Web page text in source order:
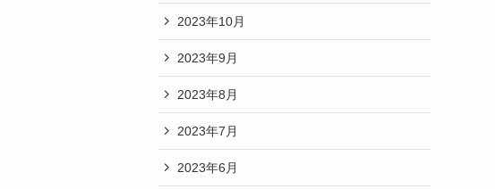
2023年10月
2023年9月
2023年8月
2023年7月
2023年6月